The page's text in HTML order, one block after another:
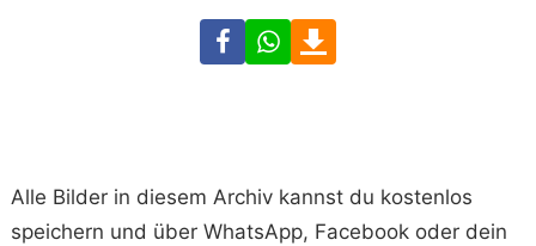
FacebookWhatsApp
Alle Bilder in diesem Archiv kannst du kostenlos
speichern und über WhatsApp, Facebook oder dein